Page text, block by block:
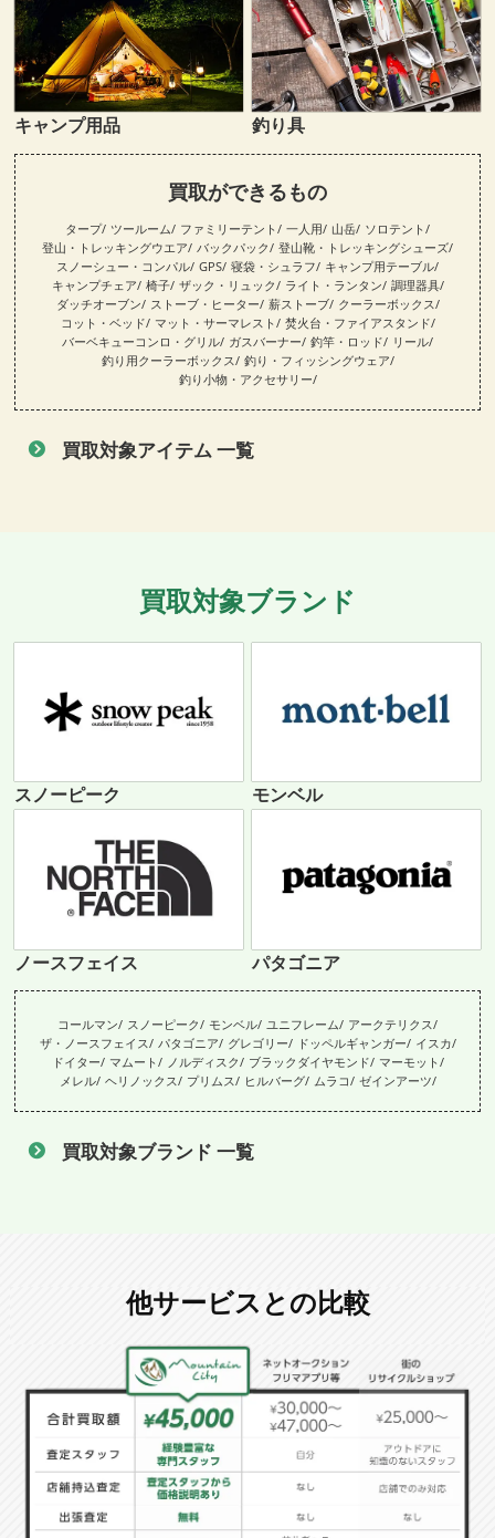
キャンプ用品 釣り具
買取ができるもの
タープ ツールーム ファミリーテント 一人用 山岳 ソロテント
登山・トレッキングウエア
バックパック
登山靴・トレッキングシューズ
スノーシュー・コンパル GPS 寝袋・シュラフ
キャンプ用テーブル
キャンプチェア 椅子 ザック・リュック ライト・ランタン 調理器具
ダッチオーブン
ストーブ・ヒーター 薪ストーブ
クーラーボックス
コット・ベッド
マット・サーマレスト
焚火台・ファイアスタンド
バーベキューコンロ・グリル ガスバーナー 釣竿・ロッド
リール
釣り用クーラーボックス
釣り・フィッシングウェア
釣り小物・アクセサリー
買取対象アイテム 一覧
買取対象ブランド
スノーピーク モンベル
ノースフェイス パタゴニア
コールマン スノーピーク モンベル ユニフレーム
アークテリクス
ザ・ノースフェイス パタゴニア グレゴリー ドッペルギャンガー
イスカ
ドイター
マムート ノルディスク ブラックダイヤモンド
マーモット
メレル ヘリノックス プリムス ヒルバーグ ムラコ ゼインアーツ
買取対象ブランド 一覧
他サービスとの比較